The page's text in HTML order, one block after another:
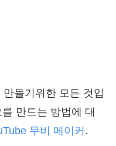
들기위한 모든 것입
만드는 방법에 대
무비 메이커 .